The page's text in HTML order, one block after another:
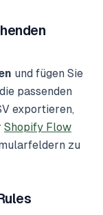
und fügen Sie
passenden
exportieren,
Shopify Flow
zu